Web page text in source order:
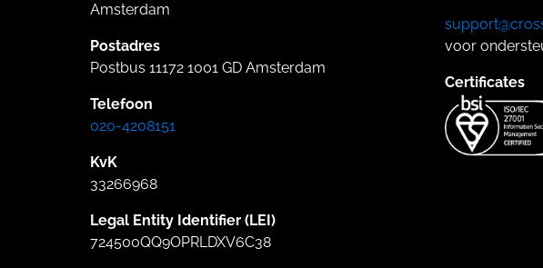
Amsterdam
Postadres
Postbus 11172 1001 GD Amsterdam
Telefoon
020-4208151
KvK
33266968
Legal Entity Identifier (LEI)
724500QQ9OPRLDXV6C38
voor
Certificates